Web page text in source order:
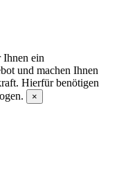
Ihnen ein
und machen Ihnen
Hierfür benötigen
×